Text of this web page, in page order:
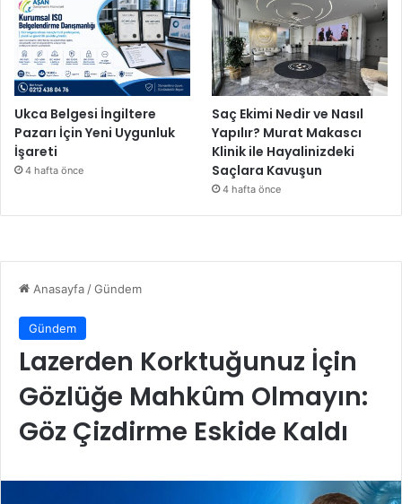
Ukca Belgesi İngiltere
Pazarı İçin Yeni Uygunluk
İşareti
4 hafta önce
Saç Ekimi Nedir ve Nasıl
Yapılır? Murat Makascı
Klinik ile Hayalinizdeki
Saçlara Kavuşun
4 hafta önce